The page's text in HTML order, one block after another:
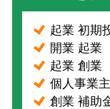
起業 初期
開業 起業
起業 創業
個人事業
創業 補助